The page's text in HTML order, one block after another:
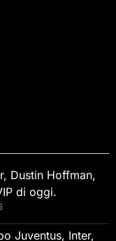
Dustin Hoffman,
di oggi.
Juventus, Inter,